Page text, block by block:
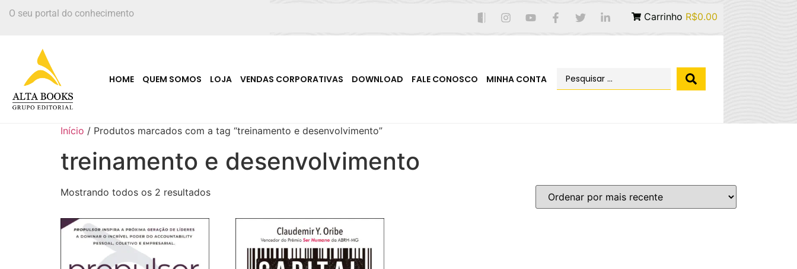
O seu portal do conhecimento Carrinho R$0.00
HOME QUEM SOMOS LOJA VENDAS CORPORATIVAS DOWNLOAD FALE CONOSCO MINHA CONTA
Início / Produtos marcados com a tag “treinamento e desenvolvimento”
treinamento e desenvolvimento
Mostrando todos os 2 resultados